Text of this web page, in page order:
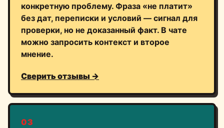
конкретную проблему. Фраза «не платит»
без дат, переписки и условий — сигнал для
проверки, но не доказанный факт. В чате
можно запросить контекст и второе
мнение.
Сверить отзывы →
03